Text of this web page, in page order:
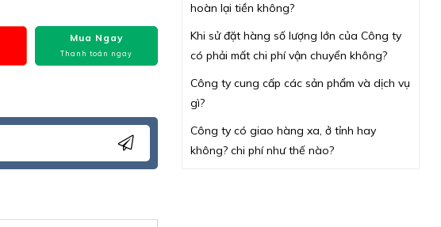
Mua Ngay
Thanh toán ngay
hoàn lại tiền không?
Khi sử đặt hàng số lượng lớn của Công ty
có phải mất chi phí vận chuyển không?
Công ty cung cấp các sản phẩm và dịch vụ
gì?
Công ty có giao hàng xa, ở tỉnh hay
không? chi phí như thế nào?